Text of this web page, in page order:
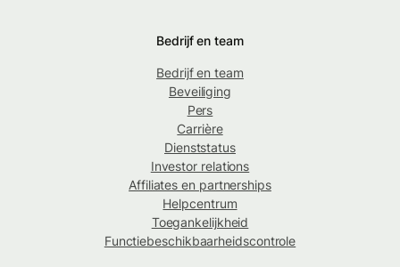
Bedrijf en team
Bedrijf en team
Beveiliging
Pers
Carrière
Dienststatus
Investor relations
Affiliates en partnerships
Helpcentrum
Toegankelijkheid
Functiebeschikbaarheidscontrole